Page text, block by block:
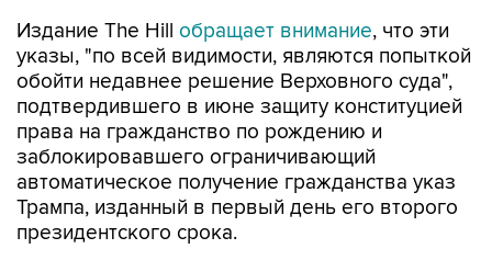
Издание The Hill обращает внимание, что эти
указы, "по всей видимости, являются попыткой
обойти недавнее решение Верховного суда",
подтвердившего в июне защиту конституцией
права на гражданство по рождению и
заблокировавшего ограничивающий
автоматическое получение гражданства указ
Трампа, изданный в первый день его второго
президентского срока.